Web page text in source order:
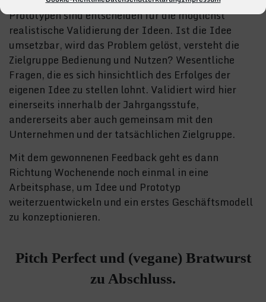
Prototypen sind entscheiden für die möglichst
realistische Validierung der Ideen. Ist die Idee
umsetzbar, wird das Problem gelöst, versteht die
Zielgruppe Bedienung und Nutzen? Wesentliche
Fragen, die es sich hinsichtlich des Erfolges der
eigenen Idee zu stellen lohnt. Validiert wird hier
einerseits innerhalb der Jahrgangsstufe,
andererseits aber auch gemeinsam mit den
Unternehmen und der tatsächlichen Zielgruppe.
Mit dem gewonnenen Feedback geht es dann
Richtung Wochenende noch einmal in eine
Arbeitsphase, um Idee und Prototyp
weiterzuentwickeln und ein erstes Geschäftsmodell
zu konzeptionieren.
Pitch Perfect und (vegane) Bratwurst
zu Abschluss.